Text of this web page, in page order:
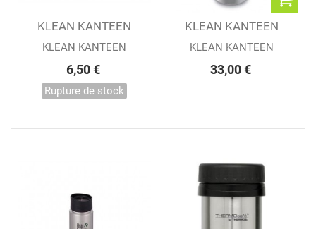
KLEAN KANTEEN
SPORT CAP 3.0
KLEAN KANTEEN
6,50 €
Rupture de stock
KLEAN KANTEEN
INSULATED WIDE...
KLEAN KANTEEN
33,00 €